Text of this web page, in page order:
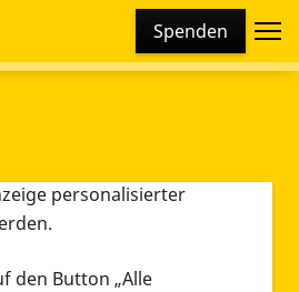
Spenden
verschiedene Cookies und
beinhaltet Cookies und
personalisierter
den Button „Alle